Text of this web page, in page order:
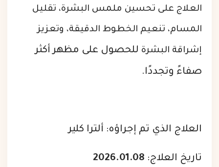
العلاج على تحسين ملمس البشرة، تقليل
المسام، تنعيم الخطوط الدقيقة، وتعزيز
إشراقة البشرة للحصول على مظهر أكثر
صفاءً وتجددًا.
العلاج الذي تم إجراؤه: ألترا كلير
تاريخ العلاج: 2026.01.08